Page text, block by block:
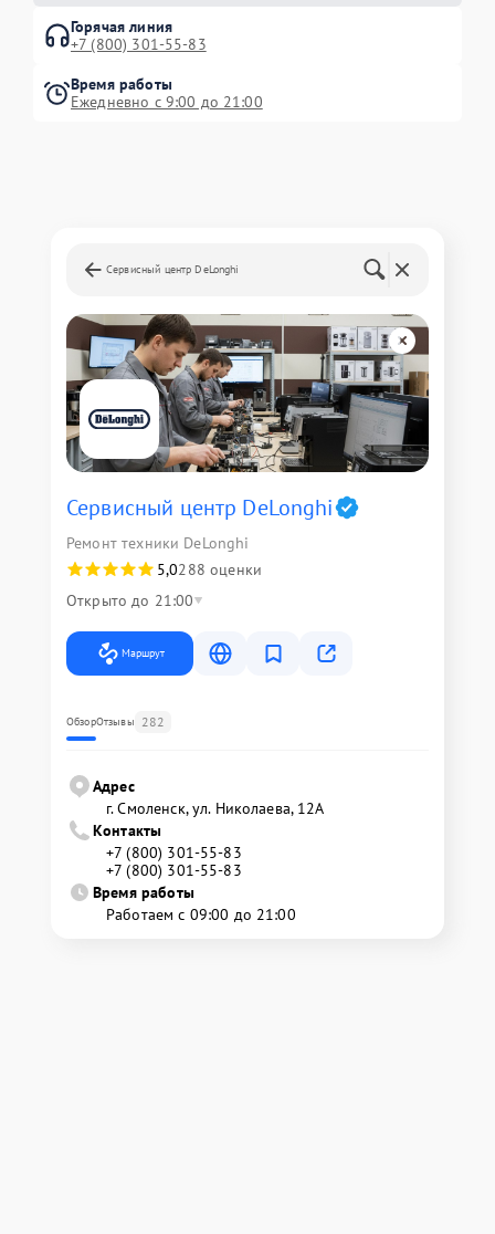
Горячая линия
+7 (800) 301-55-83
Время работы
Ежедневно с 9:00 до 21:00
Сервисный центр DeLonghi
Сервисный центр DeLonghi
Ремонт техники DeLonghi
5,0288 оценки
Открыто до 21:00
Маршрут
ОбзорОтзывы 282
Адрес
г. Смоленск, ул. Николаева, 12А
Контакты
+7 (800) 301-55-83
+7 (800) 301-55-83
Время работы
Работаем с 09:00 до 21:00